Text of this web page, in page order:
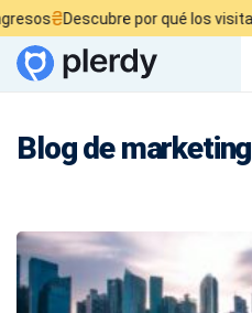
por qué los visitantes no
Blog de